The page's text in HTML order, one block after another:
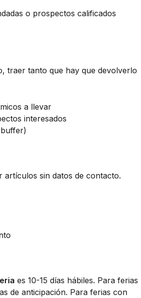
o prospectos calificados
traer tanto que hay que devolverlo
a llevar
interesados
sin datos de contacto.
es 10-15 días hábiles. Para ferias
de anticipación. Para ferias con